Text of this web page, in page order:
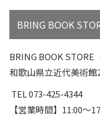
BRING BOOK
BRING BOOK STORE
和歌山県立近代美術館
TEL 073-425-4344
【営業時間】11:00〜